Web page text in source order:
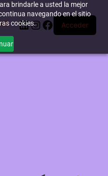
brindarle a usted la mejor
navegando en el sitio
cookies.
LinkedIn
Instagram
Facebook
Acceder